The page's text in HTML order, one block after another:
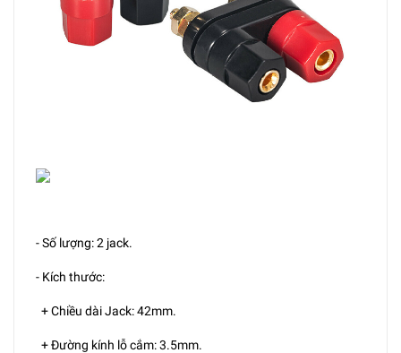
- Số lượng: 2 jack.
- Kích thước:
+ Chiều dài Jack: 42mm.
+ Đường kính lỗ cắm: 3.5mm.